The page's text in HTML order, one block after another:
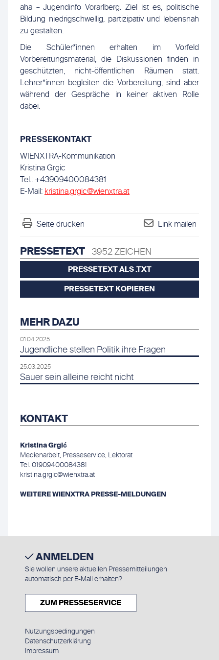
aha – Jugendinfo Vorarlberg. Ziel ist es, politische
Bildung niedrigschwellig, partizipativ und lebensnah
zu gestalten.
Die Schüler*innen erhalten im Vorfeld
Vorbereitungsmaterial, die Diskussionen finden in
geschützten, nicht-öffentlichen Räumen statt.
Lehrer*innen begleiten die Vorbereitung, sind aber
während der Gespräche in keiner aktiven Rolle
dabei.
PRESSEKONTAKT
WIENXTRA-Kommunikation
Kristina Grgic
Tel.: +43909400084381
E-Mail: kristina.grgic@wienxtra.at
Seite drucken Link mailen
PRESSETEXT 3952 ZEICHEN
PRESSETEXT ALS .TXT
PRESSETEXT KOPIEREN
MEHR DAZU
01.04.2025
Jugendliche stellen Politik ihre Fragen
25.03.2025
Sauer sein alleine reicht nicht
KONTAKT
Kristina Grgić
Medienarbeit, Presseservice, Lektorat
Tel. 01909400084381
kristina.grgic@wienxtra.at
WEITERE WIENXTRA PRESSE-MELDUNGEN
ANMELDEN
Sie wollen unsere aktuellen Pressemitteilungen
automatisch per E-Mail erhalten?
ZUM PRESSESERVICE
Nutzungsbedingungen
Datenschutzerklärung
Impressum